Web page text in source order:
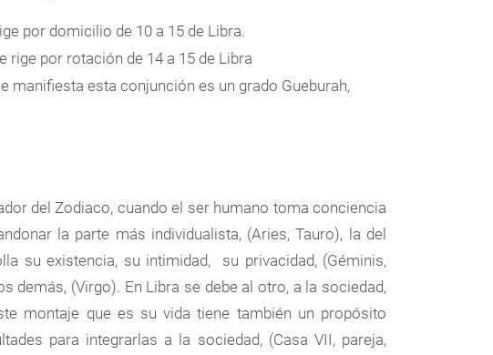
por domicilio de 10 a 15 de Libra.
rige por rotación de 14 a 15 de Libra
manifiesta esta conjunción es un grado Gueburah,
del Zodiaco, cuando el ser humano toma conciencia
la parte más individualista, (Aries, Tauro), la del
su existencia, su intimidad, su privacidad, (Géminis,
demás, (Virgo). En Libra se debe al otro, a la sociedad,
montaje que es su vida tiene también un propósito
para integrarlas a la sociedad, (Casa VII, pareja,